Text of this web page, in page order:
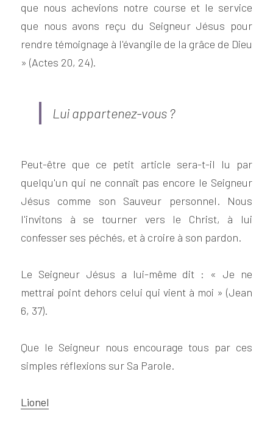
que nous achevions notre course et le service
que nous avons reçu du Seigneur Jésus pour
rendre témoignage à l'évangile de la grâce de Dieu
» (Actes 20, 24).
Lui appartenez-vous ?
Peut-être que ce petit article sera-t-il lu par
quelqu'un qui ne connaît pas encore le Seigneur
Jésus comme son Sauveur personnel. Nous
l'invitons à se tourner vers le Christ, à lui
confesser ses péchés, et à croire à son pardon.
Le Seigneur Jésus a lui-même dit : « Je ne
mettrai point dehors celui qui vient à moi » (Jean
6, 37).
Que le Seigneur nous encourage tous par ces
simples réflexions sur Sa Parole.
Lionel